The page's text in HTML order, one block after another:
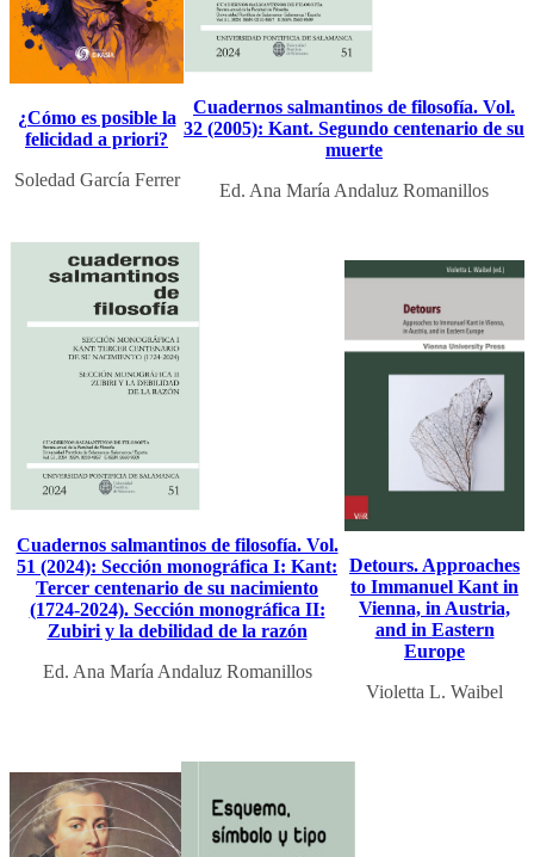
¿Cómo es posible la
felicidad a priori?
Soledad García Ferrer
Cuadernos salmantinos de filosofía. Vol.
32 (2005): Kant. Segundo centenario de su
muerte
Ed. Ana María Andaluz Romanillos
Cuadernos salmantinos de filosofía. Vol.
51 (2024): Sección monográfica I: Kant:
Tercer centenario de su nacimiento
(1724-2024). Sección monográfica II:
Zubiri y la debilidad de la razón
Ed. Ana María Andaluz Romanillos
Detours. Approaches
to Immanuel Kant in
Vienna, in Austria,
and in Eastern
Europe
Violetta L. Waibel